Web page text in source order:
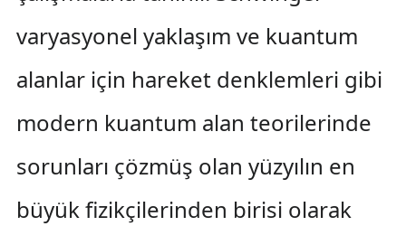
varyasyonel yaklaşım ve kuantum
alanlar için hareket denklemleri gibi
modern kuantum alan teorilerinde
sorunları çözmüş olan yüzyılın en
büyük fizikçilerinden birisi olarak